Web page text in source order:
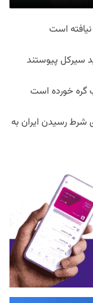
است
سیرکل پیوستند
گره خورده است
رسیدن ایران به